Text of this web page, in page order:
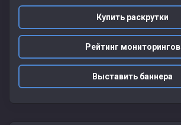
Купить раскрутки
Рейтинг мониторингов
Выставить баннера